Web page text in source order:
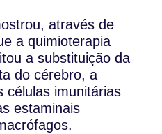
através de
a quimioterapia
a substituição da
do cérebro, a
células imunitárias
estaminais